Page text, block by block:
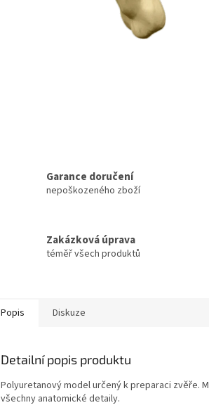
Garance doručení
nepoškozeného zboží
Zakázková úprava
téměř všech produktů
Popis Diskuze
Detailní popis produktu
Polyuretanový model určený k preparaci zvěře.
všechny anatomické detaily.